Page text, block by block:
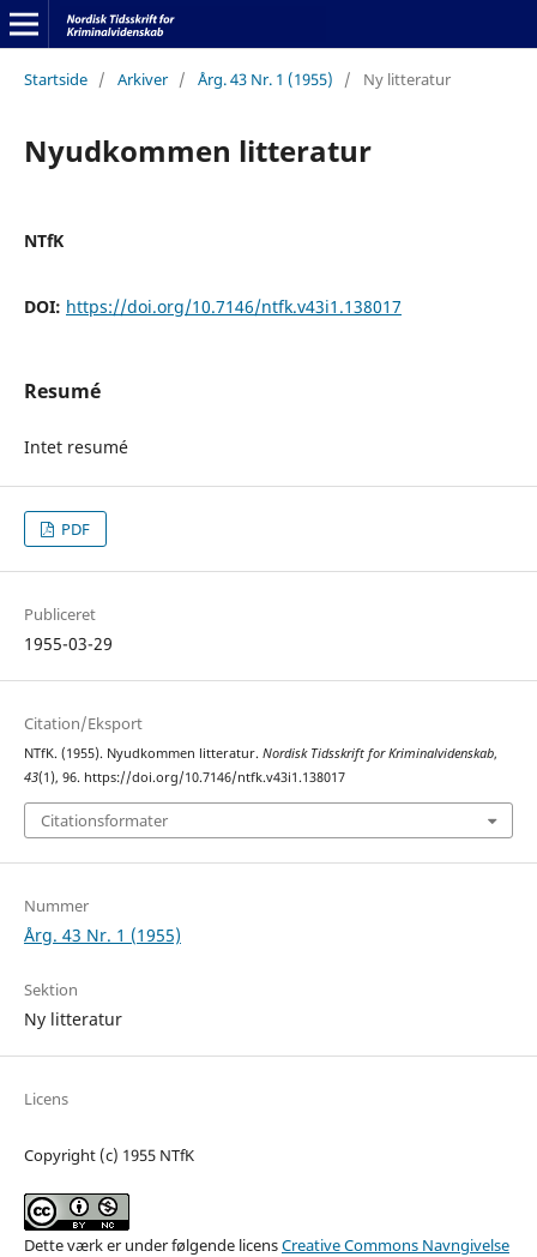
Startside / Arkiver / Årg. 43 Nr. 1 (1955) / Ny litteratur
Nyudkommen litteratur
NTfK
DOI: https://doi.org/10.7146/ntfk.v43i1.138017
Resumé
Intet resumé
PDF
Publiceret
1955-03-29
Citation/Eksport
NTfK. (1955). Nyudkommen litteratur. Nordisk Tidsskrift for Kriminalvidenskab,
43(1), 96. https://doi.org/10.7146/ntfk.v43i1.138017
Citationsformater
Nummer
Årg. 43 Nr. 1 (1955)
Sektion
Ny litteratur
Licens
Copyright (c) 1955 NTfK
Dette værk er under følgende licensCreative Commons Navngivelse